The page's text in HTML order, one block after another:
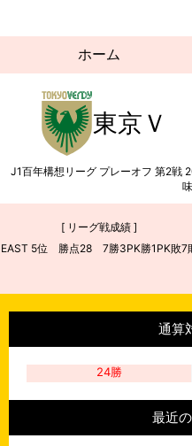
ホーム
東京Ｖ
J1百年構想リーグ プレーオフ 第2戦
[ リーグ戦成績 ]
EAST 5位 勝点28 7勝3PK勝1PK敗7
通算
24勝
最近